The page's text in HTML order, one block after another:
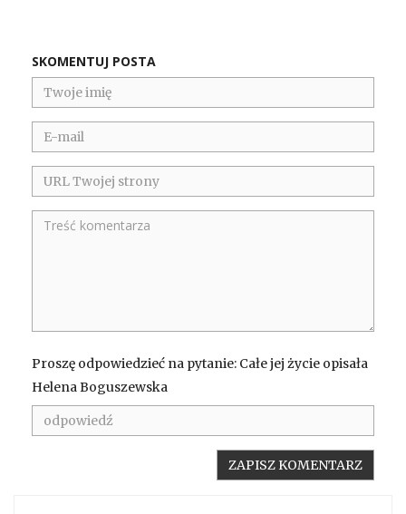
SKOMENTUJ POSTA
Proszę odpowiedzieć na pytanie: Całe jej życie opisała
Helena Boguszewska